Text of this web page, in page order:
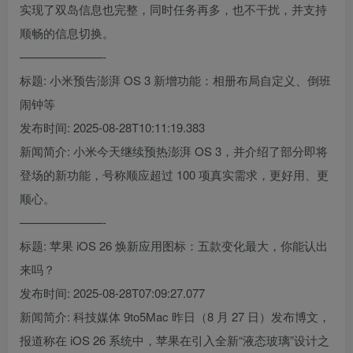
实现了双岛信息也完整，同时任务再多，也不干扰，并支持
顺畅的信息切换。
———————-
标题: 小米预告澎湃 OS 3 新增功能：相册布局自定义、倒班
闹钟等
发布时间: 2025-08-28T10:11:19.383
新闻简介: 小米今天继续预热澎湃 OS 3，并介绍了部分即将
登场的新功能，号称顺应超过 100 项真实需求，更好用、更
顺心。
———————-
标题: 苹果 iOS 26 焕新应用图标：五款变化最大，你能认出
来吗？
发布时间: 2025-08-28T07:09:27.077
新闻简介: 科技媒体 9to5Mac 昨日（8 月 27 日）发布博文，
报道称在 iOS 26 系统中，苹果在引入全新“液态玻璃”设计之